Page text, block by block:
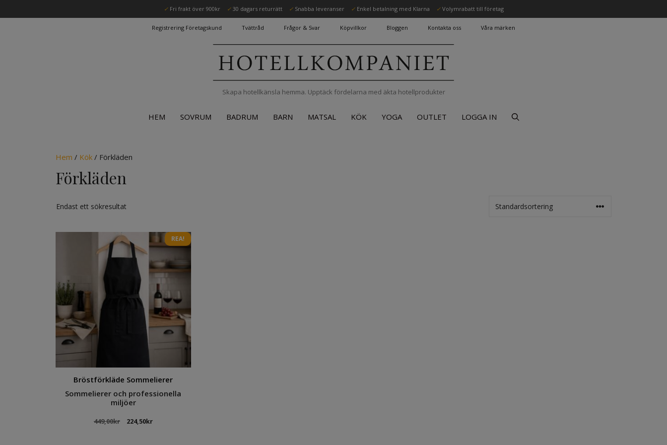
till
✓ Fri frakt över 900kr ✓ 30 dagars returrätt ✓ Snabba leveranser ✓ Enkel betalning med Klarna ✓ Volymrabatt till företag
Registrering Företagskund Tvättråd Frågor & Svar Köpvillkor Bloggen Kontakta oss Våra märken
Skapa hotellkänsla hemma. Upptäck fördelarna med äkta hotellprodukter
HEM SOVRUM BADRUM BARN MATSAL KÖK YOGA OUTLET LOGGA IN
Hem / Kök / Förkläden
Förkläden
Endast ett sökresultat
REA!
Bröstförkläde Sommelierer
Sommelierer och professionella
miljöer
449,00kr
Det
224,50krDet